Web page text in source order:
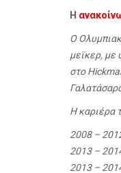
Η
Ο
μεϊκερ, με
στο
Η καριέρα
2008 –
2013 –
2013 –